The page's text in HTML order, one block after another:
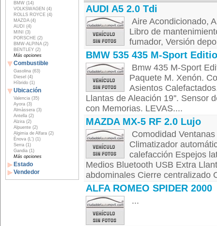
BMW (14)
VOLKSWAGEN (4)
ROLLS ROYCE (4)
MAZDA (4)
AUDI (4)
MINI (3)
PORSCHE (2)
BMW-ALPINA (2)
BENTLEY (2)
Más opciones
Combustible
Gasolina (63)
Diesel (4)
Híbrido (1)
Ubicación
Valencia (35)
Ayora (3)
Almàssera (3)
Antella (2)
Alzira (2)
Alpuente (2)
Algimia de Alfara (2)
Ènova (L') (1)
Serra (1)
Gandia (1)
Más opciones
Estado
Vendedor
AUDI A5 2.0 Tdi
Aire Acondicionado,
Libro de
fumador, Versión
BMW 535 435 M-Sport
Bmw 435 M-Sport
Paquete M. Xenón.
Asientos
Llantas de Aleación 19''. Sensor
con Memorias. LEVAS....
MAZDA MX-5 RF 2.0 Lujo
Comodidad
Climatizador
calefacción Espejos
Medios Bluetooth USB Extra
abdominales Cierre centralizado
ALFA ROMEO SPIDER 2000
...